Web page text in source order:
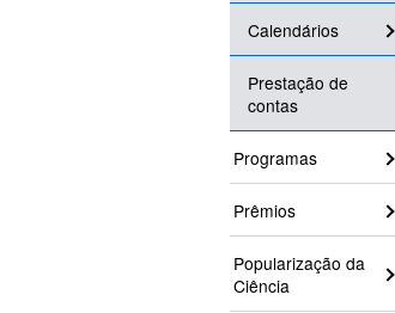
Calendários
Prestação de
contas
Programas
Prêmios
Popularização da
Ciência